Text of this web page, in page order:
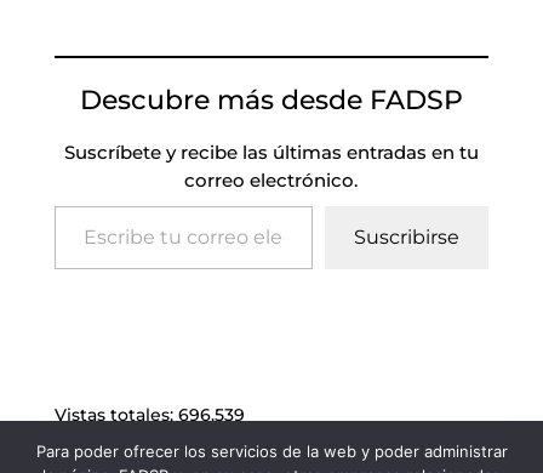
Descubre más desde FADSP
Suscríbete y recibe las últimas entradas en tu
correo electrónico.
Escribe tu correo electrónico…
Suscribirse
Vistas totales: 696.539
Para poder ofrecer los servicios de la web y poder administrar